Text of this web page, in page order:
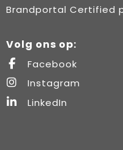
Brandportal Certified
Volg ons op:
Facebook
Instagram
LinkedIn